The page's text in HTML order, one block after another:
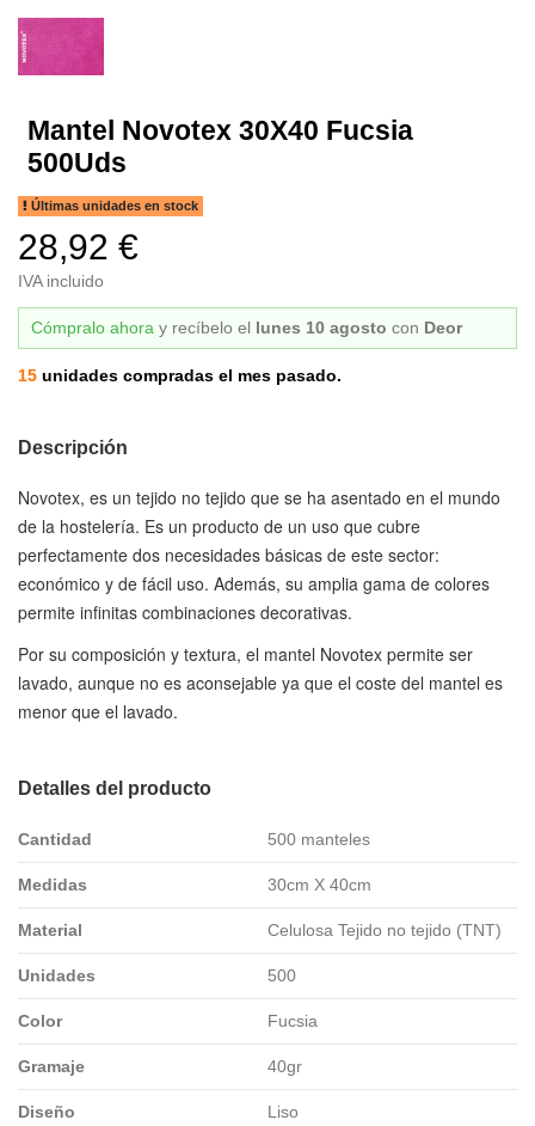
Mantel Novotex 30X40 Fucsia
500Uds
Últimas unidades en stock
28,92 €
IVA incluido
Cómpralo ahora y recíbelo el lunes 10 agosto con Deor
15 unidades compradas el mes pasado.
Descripción
Novotex, es un tejido no tejido que se ha asentado en el mundo
de la hostelería. Es un producto de un uso que cubre
perfectamente dos necesidades básicas de este sector:
económico y de fácil uso. Además, su amplia gama de colores
permite infinitas combinaciones decorativas.
Por su composición y textura, el mantel Novotex permite ser
lavado, aunque no es aconsejable ya que el coste del mantel es
menor que el lavado.
Detalles del producto
Cantidad 500 manteles
Medidas 30cm X 40cm
Material Celulosa Tejido no tejido (TNT)
Unidades 500
Color Fucsia
Gramaje 40gr
Diseño Liso